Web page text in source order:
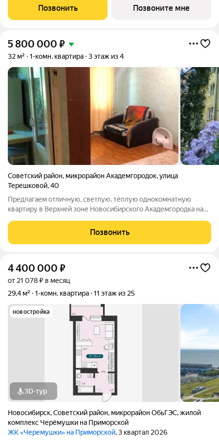
розетки и выключатели и др. В новостройке все для семейного
комфорта: - закрытый
Позвонить Позвоните мне
5 800 000 ₽
32 м² 1-комн. квартира 3 этаж из 4
Советский район, микрорайон Академгородок,улица
Терешковой,40
Предлагаем отличную, светлую, тёплую однокомнатную
квартиру в Верхней зоне Новосибирского Академгородка на
место. В шаговой доступности расположены, торговый центр
Академгородка (ТЦ), Новосибирский
Позвонить
4 400 000 ₽
от 21 078 ₽ в месяц
29,4 м²
1-комн. квартира 11 этаж из 25
новостройка
3D-тур
Новосибирск,Советский район, микрорайон ОбьГЭС,жилой
комплекс Черёмушки на Приморской
ЖК «Черемушки» на Приморской, 3 квартал 2026